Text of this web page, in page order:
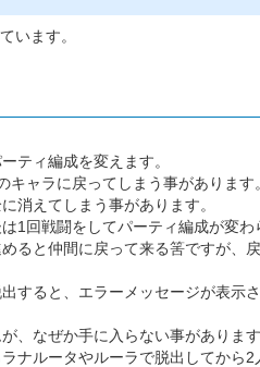
います。
ティ編成を変えます。
ャラに戻ってしまう事があります。
消えてしまう事があります。
1回戦闘をしてパーティ編成が変わ
ると仲間に戻って来る筈ですが、
すると、エラーメッセージが表示
、なぜか手に入らない事がありま
ナルータやルーラで脱出してから